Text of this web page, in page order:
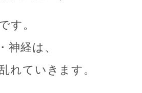
す。
神経は、
れていきます。